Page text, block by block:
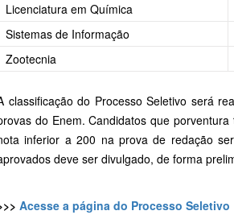
Licenciatura em Química
Sistemas de Informação
Zootecnia
classificação do Processo Seletivo será
do Enem. Candidatos que
inferior a 200 na prova de redação
deve ser divulgado, de forma
Acesse a página do Processo Seletivo